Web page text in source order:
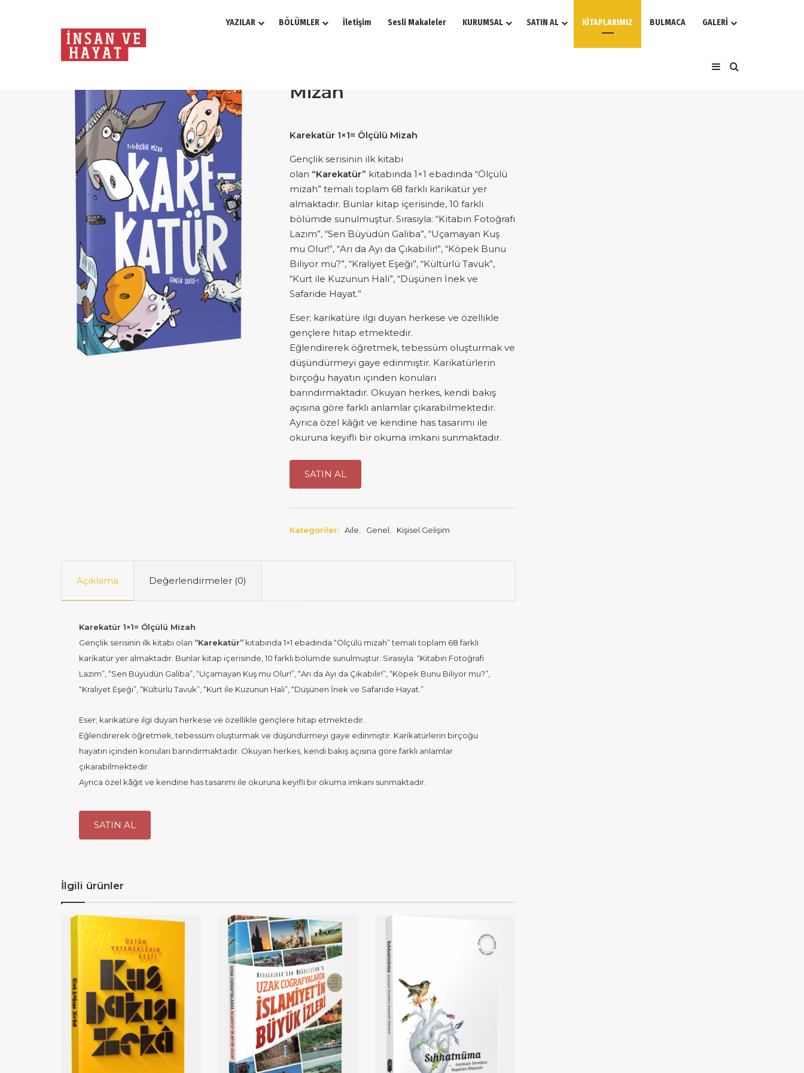
YAZILAR BÖLÜMLER İletişim Sesli Makaleler KURUMSAL SATIN AL KİTAPLARIMIZ BULMACA GALERİ
Kenar Bölmesi
Arama yap ...
Mizah
Karekatür 1×1= Ölçülü Mizah
Gençlik serisinin ilk kitabı
olan “Karekatür” kitabında 1×1 ebadında “Ölçülü
mizah” temalı toplam 68 farklı karikatür yer
almaktadır. Bunlar kitap içerisinde, 10 farklı
bölümde sunulmuştur. Sırasıyla: “Kitabın Fotoğrafı
Lazım”, “Sen Büyüdün Galiba”, “Uçamayan Kuş
mu Olur!”, “Arı da Ayı da Çıkabilir!”, “Köpek Bunu
Biliyor mu?”, “Kraliyet Eşeği”, “Kültürlü Tavuk”,
“Kurt ile Kuzunun Hali”, “Düşünen İnek ve
Safaride Hayat.”
Eser; karikatüre ilgi duyan herkese ve özellikle
gençlere hitap etmektedir.
Eğlendirerek öğretmek, tebessüm oluşturmak ve
düşündürmeyi gaye edinmiştir. Karikatürlerin
birçoğu hayatın içinden konuları
barındırmaktadır. Okuyan herkes, kendi bakış
açısına göre farklı anlamlar çıkarabilmektedir.
Ayrıca özel kâğıt ve kendine has tasarımı ile
okuruna keyifli bir okuma imkanı sunmaktadır.
SATIN AL
Kategoriler: Aile, Genel, Kişisel Gelişim
Açıklama Değerlendirmeler (0)
Karekatür 1×1= Ölçülü Mizah
Gençlik serisinin ilk kitabı olan “Karekatür” kitabında 1×1 ebadında “Ölçülü mizah” temalı toplam 68 farklı
karikatür yer almaktadır. Bunlar kitap içerisinde, 10 farklı bölümde sunulmuştur. Sırasıyla: “Kitabın Fotoğrafı
Lazım”, “Sen Büyüdün Galiba”, “Uçamayan Kuş mu Olur!”, “Arı da Ayı da Çıkabilir!”, “Köpek Bunu Biliyor mu?”,
“Kraliyet Eşeği”, “Kültürlü Tavuk”, “Kurt ile Kuzunun Hali”, “Düşünen İnek ve Safaride Hayat.”
Eser; karikatüre ilgi duyan herkese ve özellikle gençlere hitap etmektedir.
Eğlendirerek öğretmek, tebessüm oluşturmak ve düşündürmeyi gaye edinmiştir. Karikatürlerin birçoğu
hayatın içinden konuları barındırmaktadır. Okuyan herkes, kendi bakış açısına göre farklı anlamlar
çıkarabilmektedir.
Ayrıca özel kâğıt ve kendine has tasarımı ile okuruna keyifli bir okuma imkanı sunmaktadır.
SATIN AL
İlgili ürünler